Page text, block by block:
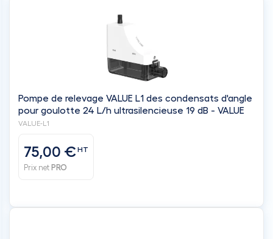
Pompe de relevage VALUE L1 des condensats d'angle
pour goulotte 24 L/h ultrasilencieuse 19 dB - VALUE
VALUE-L1
75,00 €HT
Prix net PRO